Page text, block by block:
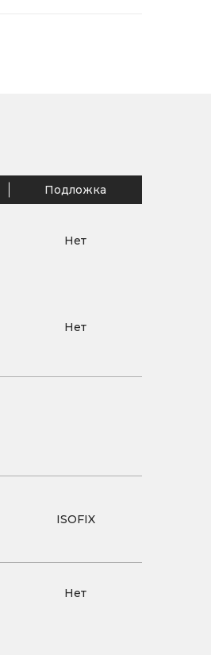
Подложка
Нет
Нет
ISOFIX
Нет